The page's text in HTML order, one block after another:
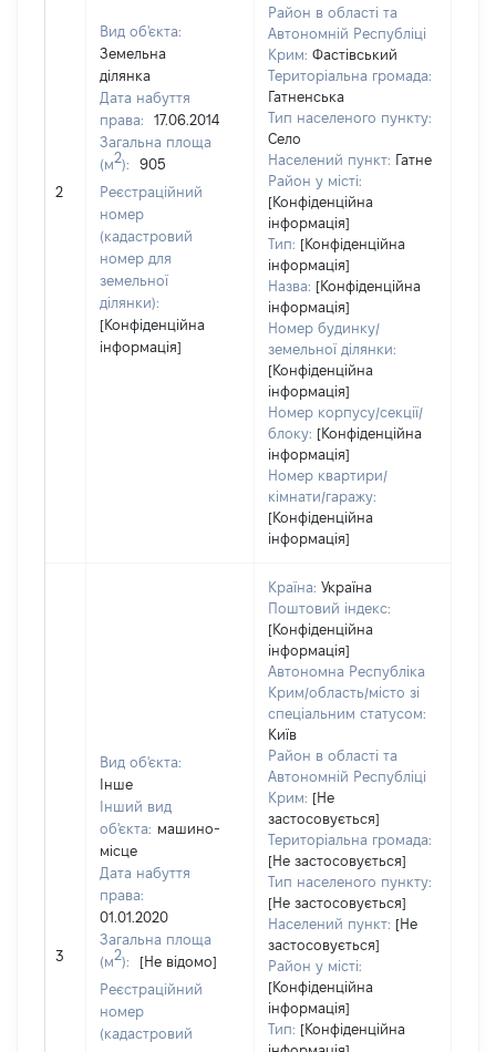
2
Вид об'єкта:
Земельна
ділянка
Дата набуття
права:
17.06.2014
Загальна площа
(м2):
905
Реєстраційний
номер
(кадастровий
номер для
земельної
ділянки):
[Конфіденційна
інформація]
Район в області та
Автономній Республіці
Крим: Фастівський
Територіальна громада:
Гатненська
Тип населеного пункту:
Село
Населений пункт: Гатне
Район у місті:
[Конфіденційна
інформація]
Тип: [Конфіденційна
інформація]
Назва: [Конфіденційна
інформація]
Номер будинку/
земельної ділянки:
[Конфіденційна
інформація]
Номер корпусу/секції/
блоку: [Конфіденційна
інформація]
Номер квартири/
кімнати/гаражу:
[Конфіденційна
інформація]
3
Вид об'єкта:
Інше
Інший вид
об'єкта: машино-
місце
Дата набуття
права:
01.01.2020
Загальна площа
(м2):
[Не відомо]
Реєстраційний
номер
(кадастровий
Країна: Україна
Поштовий індекс:
[Конфіденційна
інформація]
Автономна Республіка
Крим/область/місто зі
спеціальним статусом:
Київ
Район в області та
Автономній Республіці
Крим: [Не
застосовується]
Територіальна громада:
[Не застосовується]
Тип населеного пункту:
[Не застосовується]
Населений пункт: [Не
застосовується]
Район у місті:
[Конфіденційна
інформація]
Тип: [Конфіденційна